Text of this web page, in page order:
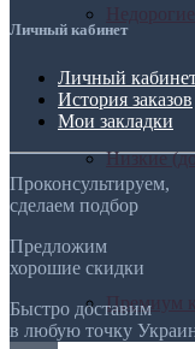
Низкие
Премиум
Личный кабинет
Личный
История заказов
Мои закладки
Проконсультируем,
сделаем подбор
Предложим
хорошие скидки
Быстро доставим
в любую точку